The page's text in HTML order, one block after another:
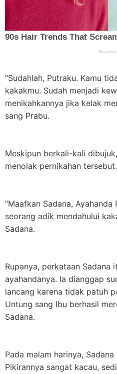
“Sudahlah, Putraku. Kamu
kakakmu. Sudah menjadi
menikahkannya jika kelak
sang Prabu.
Meskipun berkali-kali
menolak pernikahan tersebut.
“Maafkan Sadana,
seorang adik mendahului
Sadana.
Rupanya, perkataan Sadana
ayahandanya. Ia dianggap
lancang karena tidak patuh
Untung sang Ibu berhasil
Sadana.
Pada malam harinya,
Pikirannya sangat kacau,